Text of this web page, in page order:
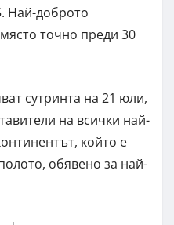
Най-доброто
точно преди 30
сутринта на 21 юли,
на всички най-
който е
обявено за най-